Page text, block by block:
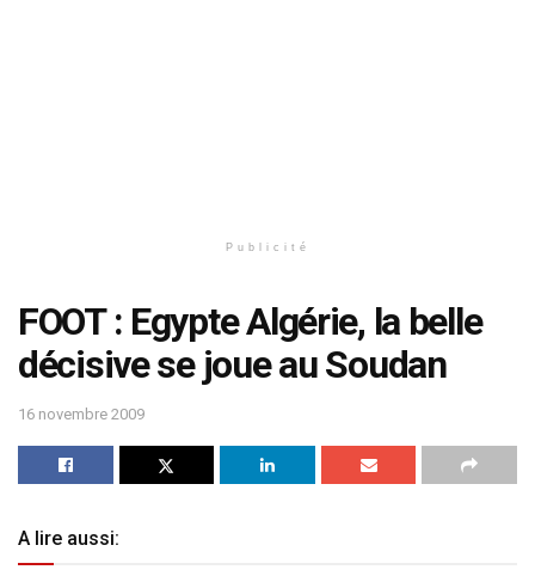
Publicité
FOOT : Egypte Algérie, la belle
décisive se joue au Soudan
16 novembre 2009
A lire aussi: